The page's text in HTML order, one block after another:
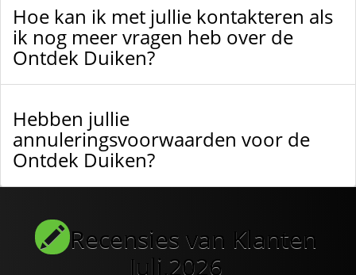
Hoe kan ik met jullie kontakteren als
ik nog meer vragen heb over de
Ontdek Duiken?
Hebben jullie
annuleringsvoorwaarden voor de
Ontdek Duiken?
Recensies van Klanten
Juli,2026